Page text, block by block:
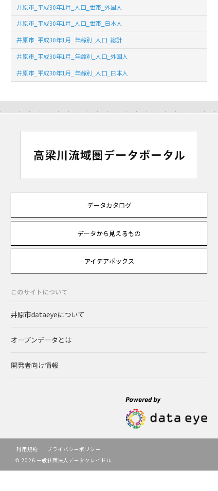
井原市_平成30年1月_人口_世帯_外国人
井原市_平成30年1月_人口_世帯_日本人
井原市_平成30年1月_年齢別_人口_総計
井原市_平成30年1月_年齢別_人口_外国人
井原市_平成30年1月_年齢別_人口_日本人
データカタログ
データから見えるもの
アイデアボックス
このサイトについて
井原市dataeyeについて
オープンデータとは
開発者向け情報
利用規約
プライバシーポリシー
© 2026 一般社団法人データクレイドル